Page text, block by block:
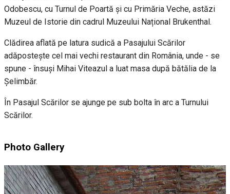
Odobescu, cu Turnul de Poartă și cu Primăria Veche, astăzi
Muzeul de Istorie din cadrul Muzeului Național Brukenthal.
Clădirea aflată pe latura sudică a Pasajului Scărilor
adăpostește cel mai vechi restaurant din România, unde - se
spune - însuși Mihai Viteazul a luat masa după bătălia de la
Șelimbăr.
În Pasajul Scărilor se ajunge pe sub bolta în arc a Turnului
Scărilor.
Photo Gallery